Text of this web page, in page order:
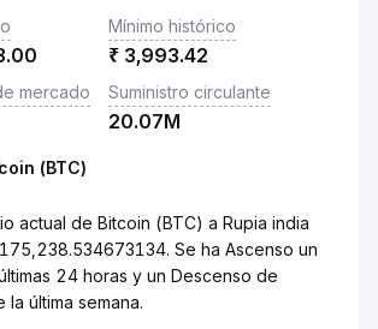
Mínimo histórico
₹ 3,993.42
mercado Suministro circulante
20.07M
(BTC)
actual de Bitcoin (BTC) a Rupia india
Se ha Ascenso un
24 horas y un Descenso de
última semana.